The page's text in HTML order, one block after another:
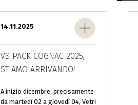
14.11.2025
VS PACK COGNAC 2025,
STIAMO ARRIVANDO!
A inizio dicembre, precisamente
da martedì 02 a giovedì 04, Vetri